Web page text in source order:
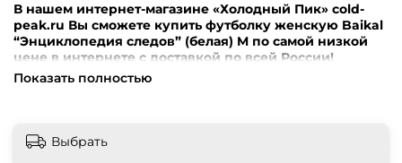
В нашем интернет-магазине «Холодный Пик» cold-
peak.ru Вы сможете купить футболку женскую Baikal
“Энциклопедия следов” (белая) M по самой низкой
цене в интернете с доставкой по всей России!
Внимание! Перед оформлением заказа убедительная
48 либо по e-mail: cold-peak@mail.ru
“Холодный Пик” cold-peak.ru
Показать полностью
Выбрать